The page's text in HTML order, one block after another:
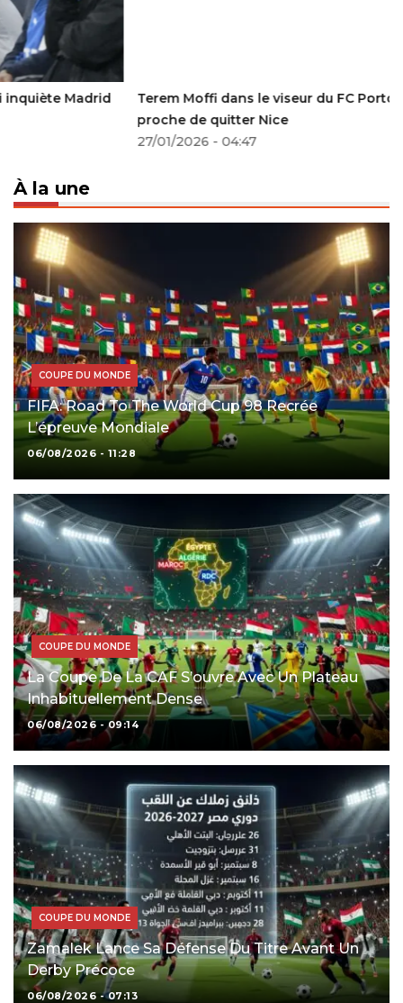
Terem Moffi dans le viseur du FC Porto : le Nigérian
proche de quitter Nice
À la une
COUPE DU MONDE
FIFA: Road To The World Cup 98 Recrée
L’épreuve Mondiale
06/08/2026 - 11:28
COUPE DU MONDE
La Coupe De La CAF S’ouvre Avec Un Plateau
Inhabituellement Dense
06/08/2026 - 09:14
COUPE DU MONDE
Zamalek Lance Sa Défense Du Titre Avant Un
Derby Précoce
06/08/2026 - 07:13